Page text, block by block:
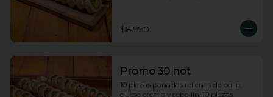
$8.990
Promo 30 hot
10 piezas panadas rellenas de pollo,
queso crema y cebollin. 10 piezas